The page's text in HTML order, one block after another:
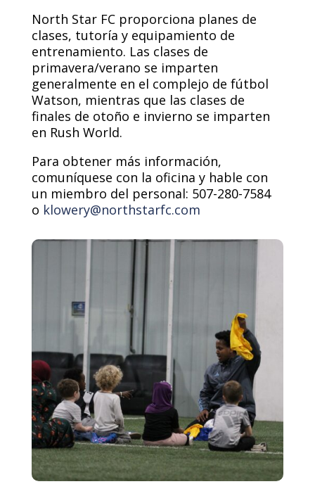
North Star FC proporciona planes de
clases, tutoría y equipamiento de
entrenamiento. Las clases de
primavera/verano se imparten
generalmente en el complejo de fútbol
Watson, mientras que las clases de
finales de otoño e invierno se imparten
en Rush World.
Para obtener más información,
comuníquese con la oficina y hable con
un miembro del personal: 507-280-7584
o klowery@northstarfc.com